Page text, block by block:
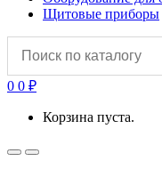
Щитовые приборы
0 0 ₽
Корзина пуста.
OpenClose